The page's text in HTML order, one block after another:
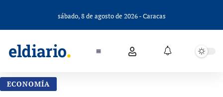
sábado, 8 de agosto de 2026 - Caracas
ECONOMÍA